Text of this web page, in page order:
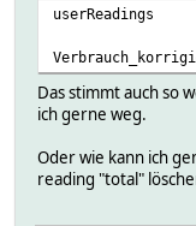
CUM_MONTH:
2024-04-01
current
0.02
2024-04-15
current_cnt
userReadings
Das stimmt auch so
ich gerne weg.
Oder wie kann ich
reading "total"